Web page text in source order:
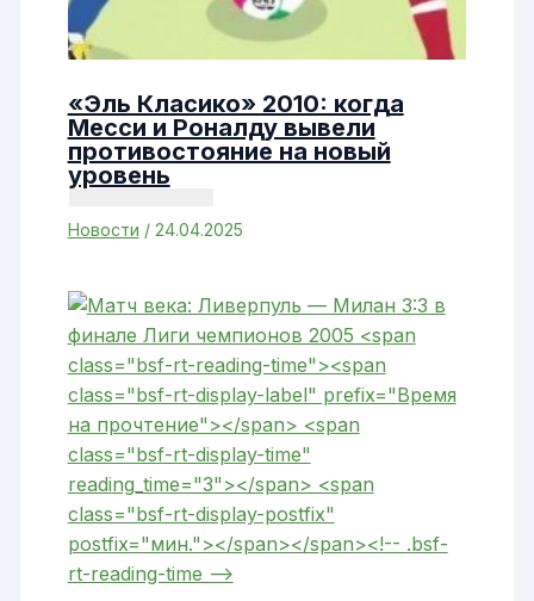
«Эль Класико» 2010: когда
Месси и Роналду вывели
противостояние на новый
уровень
Новости / 24.04.2025